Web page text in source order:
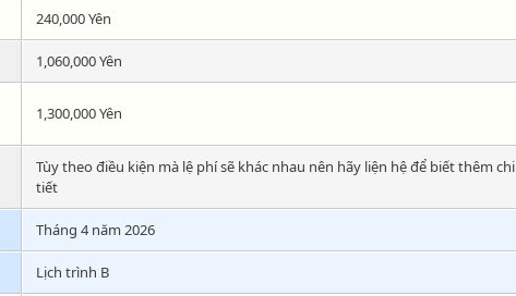
240,000 Yên
1,060,000 Yên
1,300,000 Yên
Tùy theo điều kiện mà lệ phí sẽ khác nhau nên hãy liện hệ để biết thêm chi
tiết
Tháng 4 năm 2026
Lịch trình B